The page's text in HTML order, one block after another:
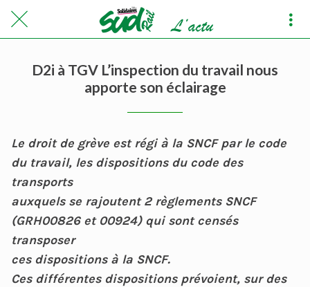
D2i à TGV L’inspection du travail nous
apporte son éclairage
Le droit de grève est régi à la SNCF par le code
du travail, les dispositions du code des
transports
auxquels se rajoutent 2 règlements SNCF
(GRH00826 et 00924) qui sont censés
transposer
ces dispositions à la SNCF.
Ces différentes dispositions prévoient, sur des